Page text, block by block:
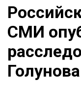
Экономика
Природа
Образование
Спорт
СМИ
Голунова